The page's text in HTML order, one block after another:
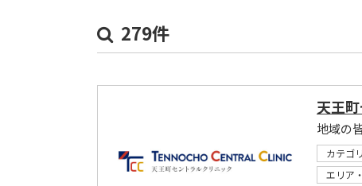
279件
天王
カテゴ
エリア